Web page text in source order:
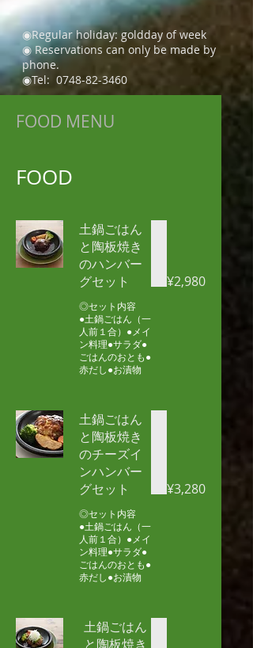
◉Regular holiday: ​ goldday of week
​◉ Reservations can only be made by
phone.
◉Tel: 0748-82-3460
FOOD MENU
FOOD
土鍋ごはん
と陶板焼き
のハンバー
グセット
◎セット内容
●土鍋ごはん（一
人前１合）●メイ
ン料理●サラダ●
ごはんのおとも●
赤だし●お漬物
¥2,980
土鍋ごはん
と陶板焼き
のチーズイ
ンハンバー
グセット
◎セット内容
●土鍋ごはん（一
人前１合）●メイ
ン料理●サラダ●
ごはんのおとも●
赤だし●お漬物
¥3,280
土鍋ごはん
と陶板焼き